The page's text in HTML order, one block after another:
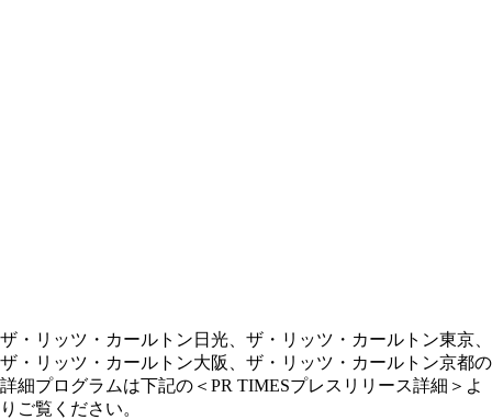
ザ・リッツ・カールトン日光、ザ・リッツ・カールトン東京、
ザ・リッツ・カールトン大阪、ザ・リッツ・カールトン京都の
詳細プログラムは下記の＜PR TIMESプレスリリース詳細＞よ
りご覧ください。